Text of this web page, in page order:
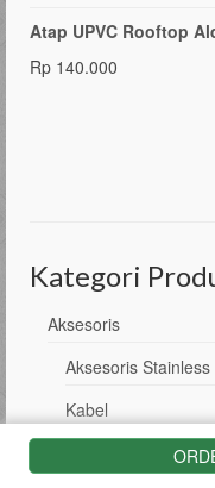
Atap UPVC Rooftop
Rp 140.000
Kategori
Aksesoris
Aksesoris Stainless
Kabel